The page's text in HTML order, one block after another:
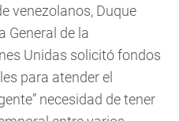
venezolanos, Duque
General de la
Unidas solicitó fondos
para atender el
necesidad de tener